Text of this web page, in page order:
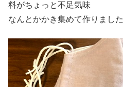
料がちょっと不足気味
なんとかかき集めて作りました